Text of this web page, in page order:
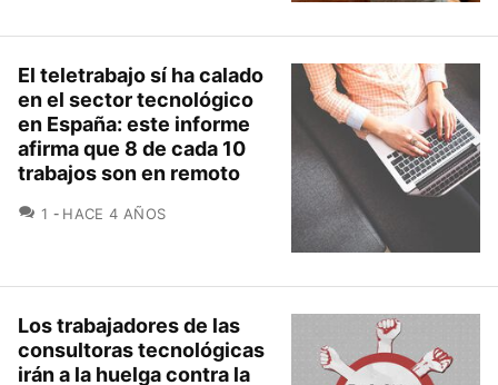
El teletrabajo sí ha calado
en el sector tecnológico
en España: este informe
afirma que 8 de cada 10
trabajos son en remoto
1 COMENTARIOS
HACE 4 AÑOS
Los trabajadores de las
consultoras tecnológicas
irán a la huelga contra la